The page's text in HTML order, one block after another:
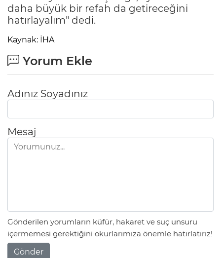
daha büyük bir refah da getireceğini
hatırlayalım" dedi.
Kaynak: İHA
Yorum Ekle
Adınız Soyadınız
Mesaj
Gönderilen yorumların küfür, hakaret ve suç unsuru
içermemesi gerektiğini okurlarımıza önemle hatırlatırız!
Gönder